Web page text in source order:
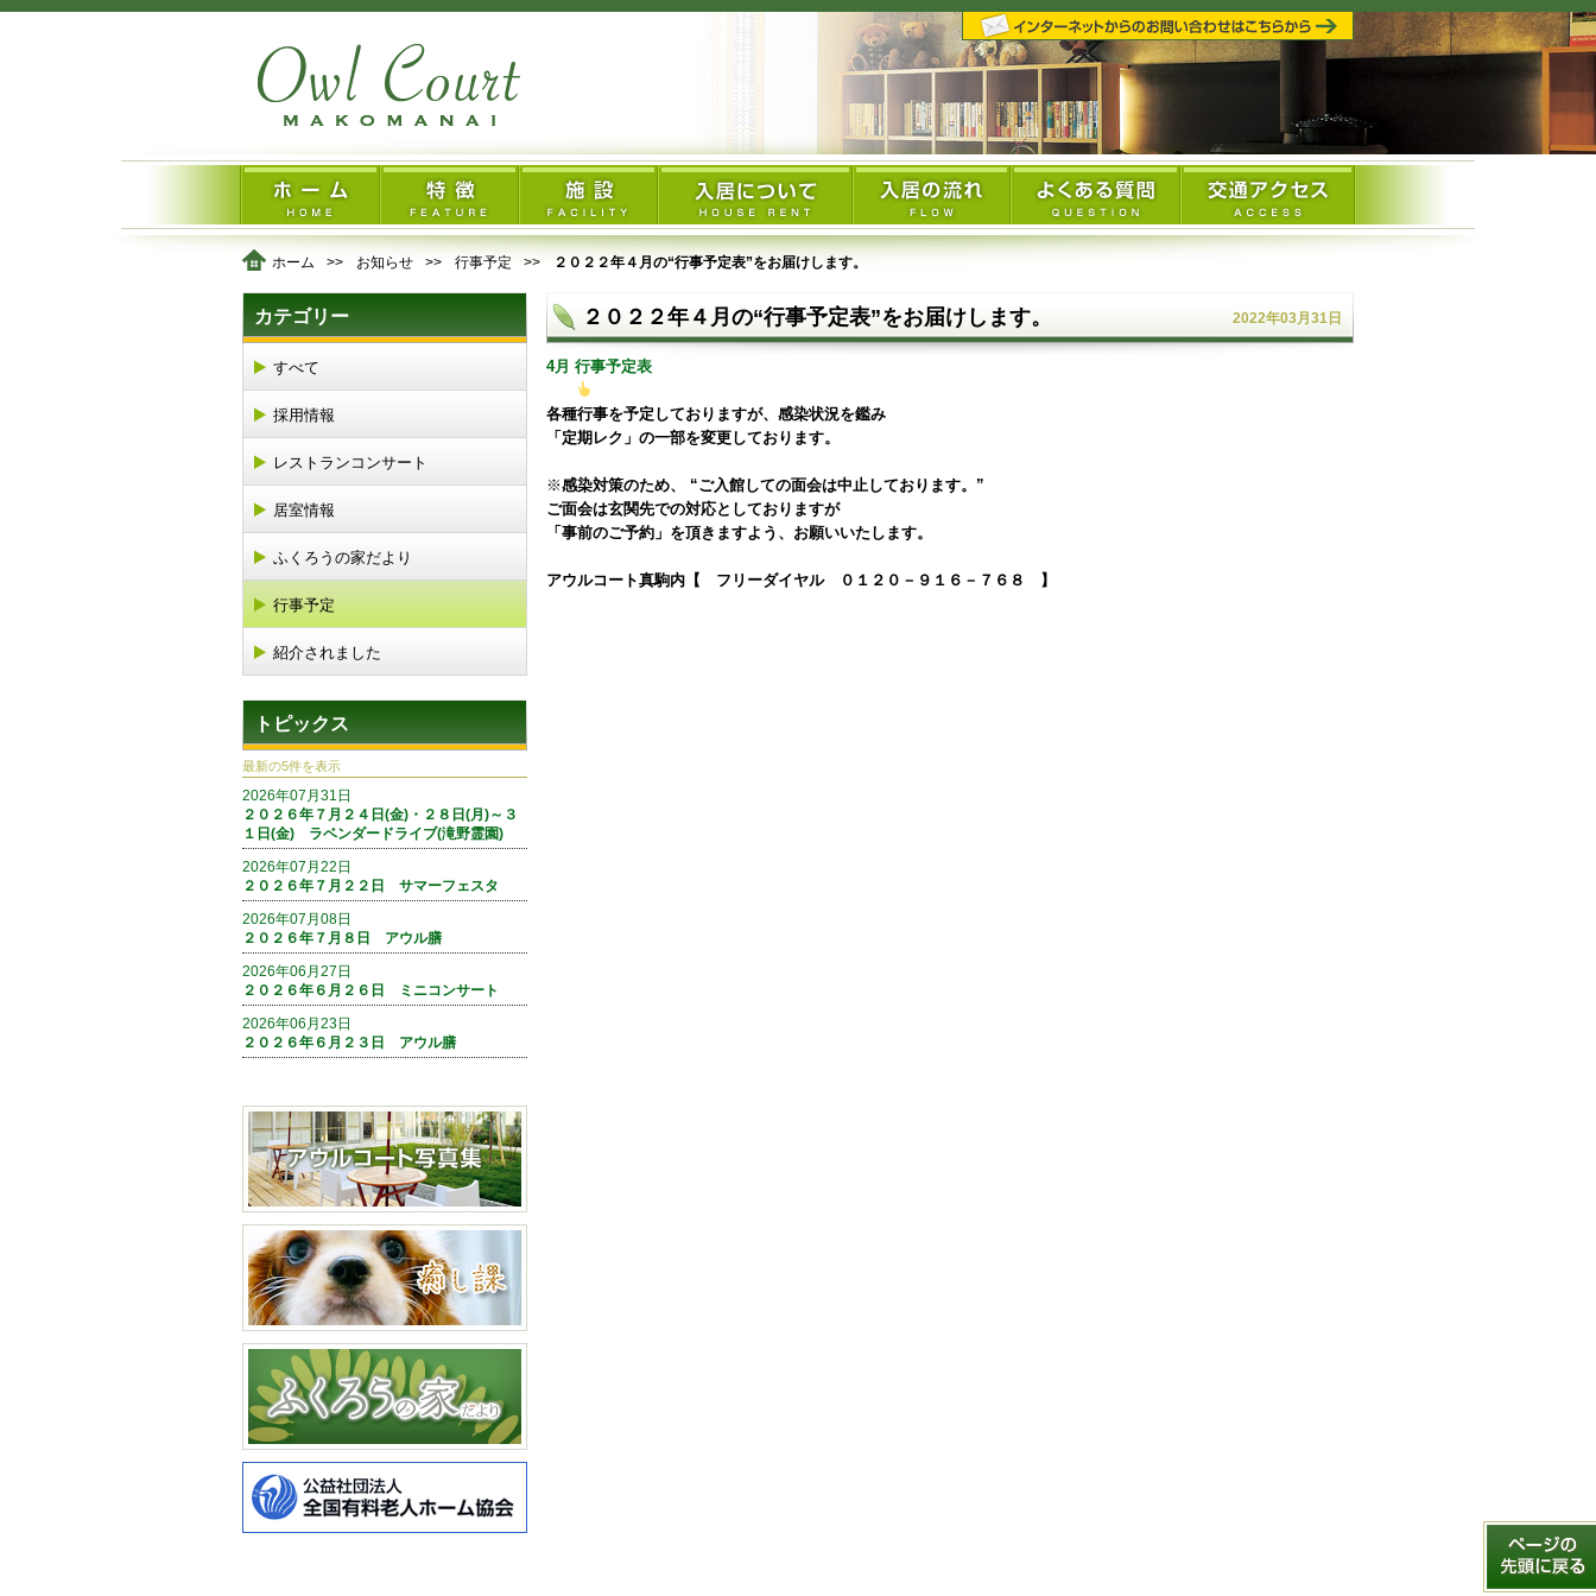
ホーム お知らせ 行事予定 ２０２２年４月の“行事予定表”をお届けします。
カテゴリー
すべて
採用情報
レストランコンサート
居室情報
ふくろうの家だより
行事予定
紹介されました
トピックス
最新の5件を表示
2026年07月31日
２０２６年７月２４日(金)・２８日(月)～３
１日(金) ラベンダードライブ(滝野霊園)
2026年07月22日
２０２６年７月２２日 サマーフェスタ
2026年07月08日
２０２６年７月８日 アウル膳
2026年06月27日
２０２６年６月２６日 ミニコンサート
2026年06月23日
２０２６年６月２３日 アウル膳
２０２２年４月の“行事予定表”をお届けします。 2022年03月31日
4月 行事予定表
各種行事を予定しておりますが、感染状況を鑑み
「定期レク」の一部を変更しております。
※感染対策のため、 “ご入館しての面会は中止しております。”
ご面会は玄関先での対応としておりますが
「事前のご予約」を頂きますよう、お願いいたします。
アウルコート真駒内【 フリーダイヤル ０１２０－９１６－７６８ 】